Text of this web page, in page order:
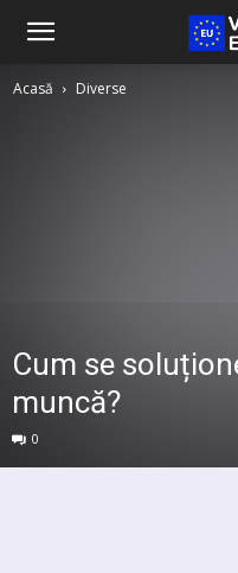
Acasă Diverse
Cum se
muncă?
0